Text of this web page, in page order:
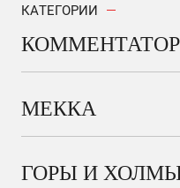
КАТЕГОРИИ
МЕККА
ГОРЫ И